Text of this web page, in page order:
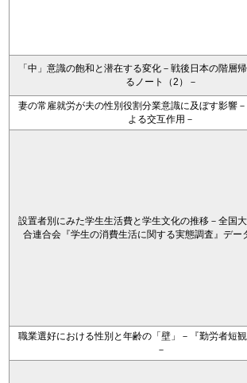
「中」意識の飽和と潜在する変化－戦後日本の階層
るノート（2）－
妻の常雇就労が夫の性別役割分業意識に及ぼす影響
よる交互作用－
設置者別にみた学生生活費と学生文化の推移－全国
合連合会『学生の消費生活に関する実態調査』デー
職業選好における性別と年齢の「壁」－『勤労者短
－